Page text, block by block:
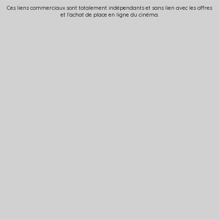
Ces liens commerciaux sont totalement indépendants et sans lien avec les offres
et l'achat de place en ligne du cinéma.